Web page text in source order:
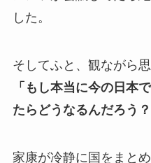
した。
そしてふと、観ながら
「もし本当に今の日本
たらどうなるんだろう？
家康が冷静に国をまと